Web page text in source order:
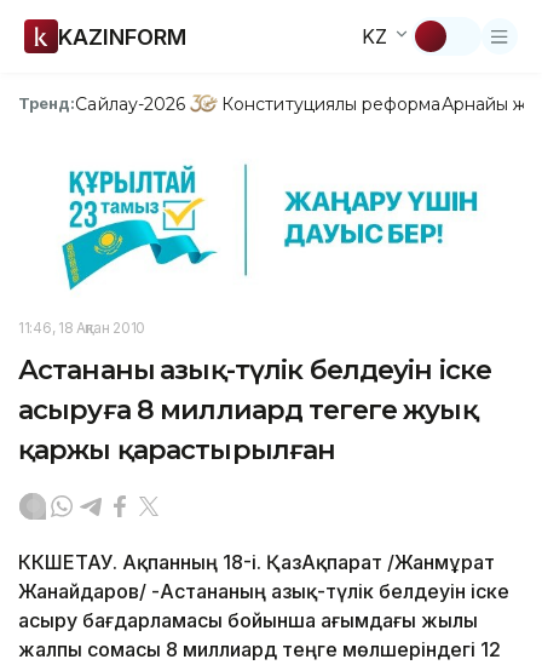
KAZINFORM KZ
Тренд:Сайлау-2026 Конституциялық реформаАрнайы
11:46, 18 Ақпан 2010
Астананың азық-түлік белдеуін іске
асыруға 8 миллиард теңгеге жуық
қаржы қарастырылған
КӨКШЕТАУ. Ақпанның 18-і. ҚазАқпарат /Жанмұрат
Жанайдаров/ -Астананың азық-түлік белдеуін іске
асыру бағдарламасы бойынша ағымдағы жылы
жалпы сомасы 8 миллиард теңге мөлшеріндегі 12